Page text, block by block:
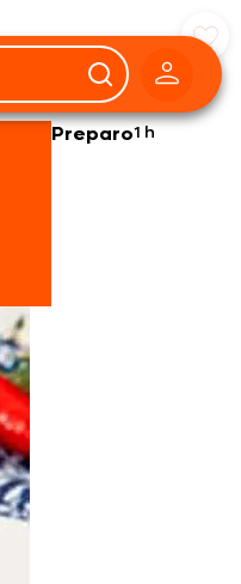
Preparo1 h